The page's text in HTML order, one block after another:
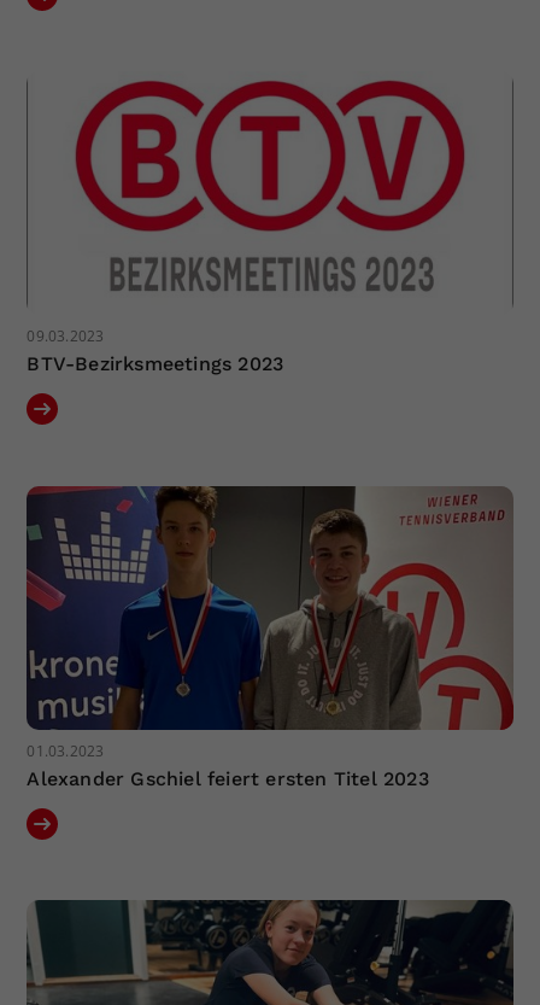
09.03.2023
BTV-Bezirksmeetings 2023
01.03.2023
Alexander Gschiel feiert ersten Titel 2023